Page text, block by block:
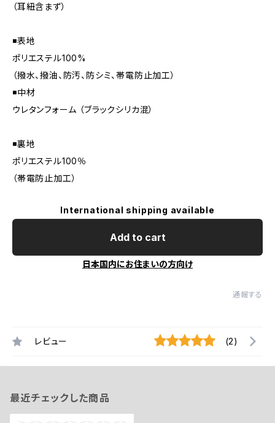
（耳紐含まず）
◾️表地
ポリエステル100%
（撥水、撥油、防汚、防シミ、帯電防止加工）
◾️中材
ウレタンフォーム （ブラックシリカ混）
◾️裏地
ポリエステル100％
（帯電防止加工）
International shipping available
Add to cart
日本国内にお住まいの方向け
通報する
レビュー (2)
最近チェックした商品